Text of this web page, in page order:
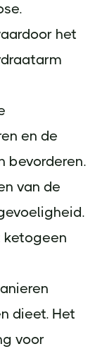
het
en de
bevorderen.
van de
ketogeen
dieet. Het
voor